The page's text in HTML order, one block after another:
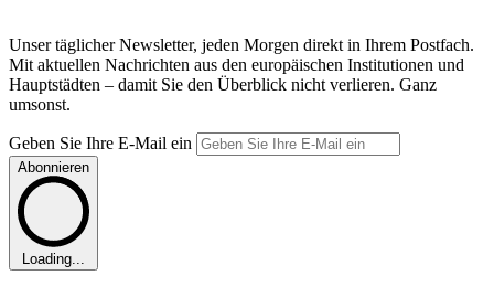
Unser täglicher Newsletter, jeden Morgen direkt in Ihrem Postfach.
Mit aktuellen Nachrichten aus den europäischen Institutionen und
Hauptstädten – damit Sie den Überblick nicht verlieren. Ganz
umsonst.
Geben Sie Ihre E-Mail ein
Abonnieren
Loading...